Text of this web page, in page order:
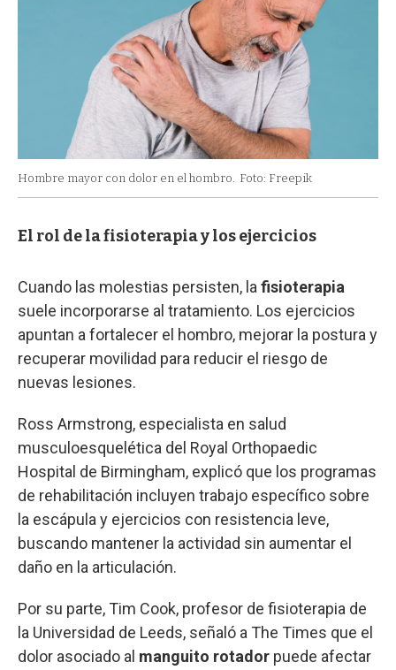
Hombre mayor con dolor en el hombro. Foto: Freepik
El rol de la fisioterapia y los ejercicios
Cuando las molestias persisten, la fisioterapia
suele incorporarse al tratamiento. Los ejercicios
apuntan a fortalecer el hombro, mejorar la postura y
recuperar movilidad para reducir el riesgo de
nuevas lesiones.
Ross Armstrong, especialista en salud
musculoesquelética del Royal Orthopaedic
Hospital de Birmingham, explicó que los programas
de rehabilitación incluyen trabajo específico sobre
la escápula y ejercicios con resistencia leve,
buscando mantener la actividad sin aumentar el
daño en la articulación.
Por su parte, Tim Cook, profesor de fisioterapia de
la Universidad de Leeds, señaló a The Times que el
dolor asociado al manguito rotador puede afectar